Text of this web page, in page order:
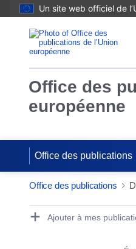
Un site web officiel de
Office des
européenne
Office des publications
Office des publications
Publication
Ajouter à mes